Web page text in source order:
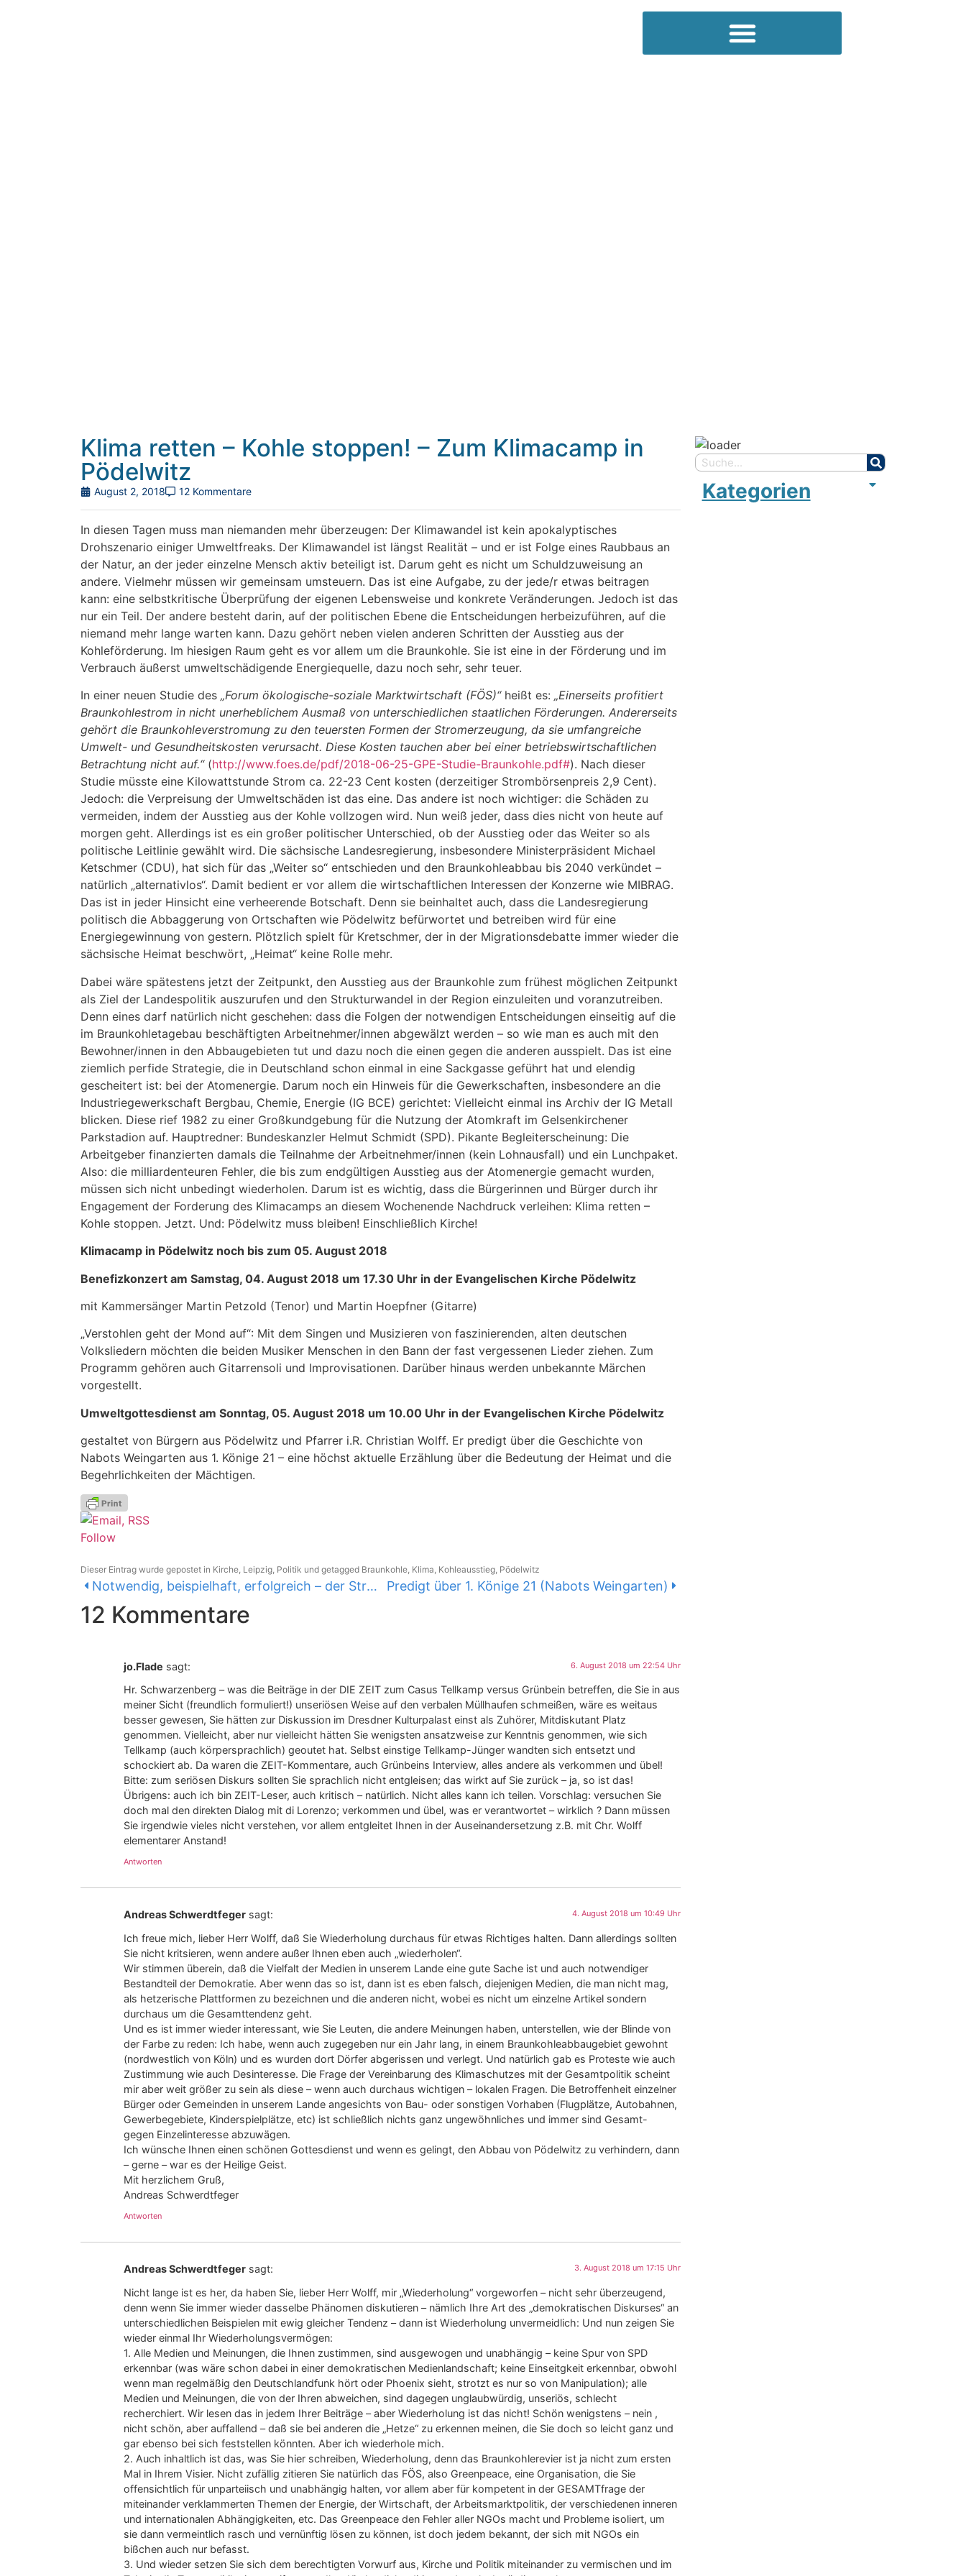
Klima retten – Kohle stoppen! – Zum Klimacamp in
Pödelwitz
August 2, 2018 12 Kommentare
In diesen Tagen muss man niemanden mehr überzeugen: Der Klimawandel ist kein apokalyptisches
Drohszenario einiger Umweltfreaks. Der Klimawandel ist längst Realität – und er ist Folge eines Raubbaus an
der Natur, an der jeder einzelne Mensch aktiv beteiligt ist. Darum geht es nicht um Schuldzuweisung an
andere. Vielmehr müssen wir gemeinsam umsteuern. Das ist eine Aufgabe, zu der jede/r etwas beitragen
kann: eine selbstkritische Überprüfung der eigenen Lebensweise und konkrete Veränderungen. Jedoch ist das
nur ein Teil. Der andere besteht darin, auf der politischen Ebene die Entscheidungen herbeizuführen, auf die
niemand mehr lange warten kann. Dazu gehört neben vielen anderen Schritten der Ausstieg aus der
Kohleförderung. Im hiesigen Raum geht es vor allem um die Braunkohle. Sie ist eine in der Förderung und im
Verbrauch äußerst umweltschädigende Energiequelle, dazu noch sehr, sehr teuer.
In einer neuen Studie des „Forum ökologische-soziale Marktwirtschaft (FÖS)“heißt es: „Einerseits profitiert
Braunkohlestrom in nicht unerheblichem Ausmaß von unterschiedlichen staatlichen Förderungen. Andererseits
gehört die Braunkohleverstromung zu den teuersten Formen der Stromerzeugung, da sie umfangreiche
Umwelt- und Gesundheitskosten verursacht. Diese Kosten tauchen aber bei einer betriebswirtschaftlichen
Betrachtung nicht auf.“(http://www.foes.de/pdf/2018-06-25-GPE-Studie-Braunkohle.pdf#). Nach dieser
Studie müsste eine Kilowattstunde Strom ca. 22-23 Cent kosten (derzeitiger Strombörsenpreis 2,9 Cent).
Jedoch: die Verpreisung der Umweltschäden ist das eine. Das andere ist noch wichtiger: die Schäden zu
vermeiden, indem der Ausstieg aus der Kohle vollzogen wird. Nun weiß jeder, dass dies nicht von heute auf
morgen geht. Allerdings ist es ein großer politischer Unterschied, ob der Ausstieg oder das Weiter so als
politische Leitlinie gewählt wird. Die sächsische Landesregierung, insbesondere Ministerpräsident Michael
Ketschmer (CDU), hat sich für das „Weiter so“ entschieden und den Braunkohleabbau bis 2040 verkündet –
natürlich „alternativlos“. Damit bedient er vor allem die wirtschaftlichen Interessen der Konzerne wie MIBRAG.
Das ist in jeder Hinsicht eine verheerende Botschaft. Denn sie beinhaltet auch, dass die Landesregierung
politisch die Abbaggerung von Ortschaften wie Pödelwitz befürwortet und betreiben wird für eine
Energiegewinnung von gestern. Plötzlich spielt für Kretschmer, der in der Migrationsdebatte immer wieder die
sächsische Heimat beschwört, „Heimat“ keine Rolle mehr.
Dabei wäre spätestens jetzt der Zeitpunkt, den Ausstieg aus der Braunkohle zum frühest möglichen Zeitpunkt
als Ziel der Landespolitik auszurufen und den Strukturwandel in der Region einzuleiten und voranzutreiben.
Denn eines darf natürlich nicht geschehen: dass die Folgen der notwendigen Entscheidungen einseitig auf die
im Braunkohletagebau beschäftigten Arbeitnehmer/innen abgewälzt werden – so wie man es auch mit den
Bewohner/innen in den Abbaugebieten tut und dazu noch die einen gegen die anderen ausspielt. Das ist eine
ziemlich perfide Strategie, die in Deutschland schon einmal in eine Sackgasse geführt hat und elendig
gescheitert ist: bei der Atomenergie. Darum noch ein Hinweis für die Gewerkschaften, insbesondere an die
Industriegewerkschaft Bergbau, Chemie, Energie (IG BCE) gerichtet: Vielleicht einmal ins Archiv der IG Metall
blicken. Diese rief 1982 zu einer Großkundgebung für die Nutzung der Atomkraft im Gelsenkirchener
Parkstadion auf. Hauptredner: Bundeskanzler Helmut Schmidt (SPD). Pikante Begleiterscheinung: Die
Arbeitgeber finanzierten damals die Teilnahme der Arbeitnehmer/innen (kein Lohnausfall) und ein Lunchpaket.
Also: die milliardenteuren Fehler, die bis zum endgültigen Ausstieg aus der Atomenergie gemacht wurden,
müssen sich nicht unbedingt wiederholen. Darum ist es wichtig, dass die Bürgerinnen und Bürger durch ihr
Engagement der Forderung des Klimacamps an diesem Wochenende Nachdruck verleihen: Klima retten –
Kohle stoppen. Jetzt. Und: Pödelwitz muss bleiben! Einschließlich Kirche!
Klimacamp in Pödelwitz noch bis zum 05. August 2018
Benefizkonzert am Samstag, 04. August 2018 um 17.30 Uhr in der Evangelischen Kirche Pödelwitz
mit Kammersänger Martin Petzold (Tenor) und Martin Hoepfner (Gitarre)
„Verstohlen geht der Mond auf“: Mit dem Singen und Musizieren von faszinierenden, alten deutschen
Volksliedern möchten die beiden Musiker Menschen in den Bann der fast vergessenen Lieder ziehen. Zum
Programm gehören auch Gitarrensoli und Improvisationen. Darüber hinaus werden unbekannte Märchen
vorgestellt.
Umweltgottesdienst am Sonntag, 05. August 2018 um 10.00 Uhr in der Evangelischen Kirche Pödelwitz
gestaltet von Bürgern aus Pödelwitz und Pfarrer i.R. Christian Wolff. Er predigt über die Geschichte von
Nabots Weingarten aus 1. Könige 21 – eine höchst aktuelle Erzählung über die Bedeutung der Heimat und die
Begehrlichkeiten der Mächtigen.
Follow
Dieser Eintrag wurde gepostet in Kirche Leipzig Politik und getagged Braunkohle Klima Kohleausstieg Pödelwitz
Notwendig, beispielhaft, erfolgreich – der Streik bei Halberg Guss Leipzig Predigt über 1. Könige 21 (Nabots Weingarten)
12 Kommentare
jo.Flade sagt: 6. August 2018 um 22:54 Uhr
Hr. Schwarzenberg – was die Beiträge in der DIE ZEIT zum Casus Tellkamp versus Grünbein betreffen, die Sie in aus
meiner Sicht (freundlich formuliert!) unseriösen Weise auf den verbalen Müllhaufen schmeißen, wäre es weitaus
besser gewesen, Sie hätten zur Diskussion im Dresdner Kulturpalast einst als Zuhörer, Mitdiskutant Platz
genommen. Vielleicht, aber nur vielleicht hätten Sie wenigsten ansatzweise zur Kenntnis genommen, wie sich
Tellkamp (auch körpersprachlich) geoutet hat. Selbst einstige Tellkamp-Jünger wandten sich entsetzt und
schockiert ab. Da waren die ZEIT-Kommentare, auch Grünbeins Interview, alles andere als verkommen und übel!
Bitte: zum seriösen Diskurs sollten Sie sprachlich nicht entgleisen; das wirkt auf Sie zurück – ja, so ist das!
Übrigens: auch ich bin ZEIT-Leser, auch kritisch – natürlich. Nicht alles kann ich teilen. Vorschlag: versuchen Sie
doch mal den direkten Dialog mit di Lorenzo; verkommen und übel, was er verantwortet – wirklich ? Dann müssen
Sie irgendwie vieles nicht verstehen, vor allem entgleitet Ihnen in der Auseinandersetzung z.B. mit Chr. Wolff
elementarer Anstand!
Antworten
Andreas Schwerdtfeger sagt: 4. August 2018 um 10:49 Uhr
Ich freue mich, lieber Herr Wolff, daß Sie Wiederholung durchaus für etwas Richtiges halten. Dann allerdings sollten
Sie nicht kritsieren, wenn andere außer Ihnen eben auch „wiederholen“.
Wir stimmen überein, daß die Vielfalt der Medien in unserem Lande eine gute Sache ist und auch notwendiger
Bestandteil der Demokratie. Aber wenn das so ist, dann ist es eben falsch, diejenigen Medien, die man nicht mag,
als hetzerische Plattformen zu bezeichnen und die anderen nicht, wobei es nicht um einzelne Artikel sondern
durchaus um die Gesamttendenz geht.
Und es ist immer wieder interessant, wie Sie Leuten, die andere Meinungen haben, unterstellen, wie der Blinde von
der Farbe zu reden: Ich habe, wenn auch zugegeben nur ein Jahr lang, in einem Braunkohleabbaugebiet gewohnt
(nordwestlich von Köln) und es wurden dort Dörfer abgerissen und verlegt. Und natürlich gab es Proteste wie auch
Zustimmung wie auch Desinteresse. Die Frage der Vereinbarung des Klimaschutzes mit der Gesamtpolitik scheint
mir aber weit größer zu sein als diese – wenn auch durchaus wichtigen – lokalen Fragen. Die Betroffenheit einzelner
Bürger oder Gemeinden in unserem Lande angesichts von Bau- oder sonstigen Vorhaben (Flugplätze, Autobahnen,
Gewerbegebiete, Kinderspielplätze, etc) ist schließlich nichts ganz ungewöhnliches und immer sind Gesamt-
gegen Einzelinteresse abzuwägen.
Ich wünsche Ihnen einen schönen Gottesdienst und wenn es gelingt, den Abbau von Pödelwitz zu verhindern, dann
– gerne – war es der Heilige Geist.
Mit herzlichem Gruß,
Andreas Schwerdtfeger
Antworten
Andreas Schwerdtfeger sagt: 3. August 2018 um 17:15 Uhr
Nicht lange ist es her, da haben Sie, lieber Herr Wolff, mir „Wiederholung“ vorgeworfen – nicht sehr überzeugend,
denn wenn Sie immer wieder dasselbe Phänomen diskutieren – nämlich Ihre Art des „demokratischen Diskurses“ an
unterschiedlichen Beispielen mit ewig gleicher Tendenz – dann ist Wiederholung unvermeidlich: Und nun zeigen Sie
wieder einmal Ihr Wiederholungsvermögen:
1. Alle Medien und Meinungen, die Ihnen zustimmen, sind ausgewogen und unabhängig – keine Spur von SPD
erkennbar (was wäre schon dabei in einer demokratischen Medienlandschaft; keine Einseitgkeit erkennbar, obwohl
wenn man regelmäßig den Deutschlandfunk hört oder Phoenix sieht, strotzt es nur so von Manipulation); alle
Medien und Meinungen, die von der Ihren abweichen, sind dagegen unglaubwürdig, unseriös, schlecht
recherchiert. Wir lesen das in jedem Ihrer Beiträge – aber Wiederholung ist das nicht! Schön wenigstens – nein ,
nicht schön, aber auffallend – daß sie bei anderen die „Hetze“ zu erkennen meinen, die Sie doch so leicht ganz und
gar ebenso bei sich feststellen könnten. Aber ich wiederhole mich.
2. Auch inhaltlich ist das, was Sie hier schreiben, Wiederholung, denn das Braunkohlerevier ist ja nicht zum ersten
Mal in Ihrem Visier. Nicht zufällig zitieren Sie natürlich das FÖS, also Greenpeace, eine Organisation, die Sie
offensichtlich für unparteiisch und unabhängig halten, vor allem aber für kompetent in der GESAMTfrage der
miteinander verklammerten Themen der Energie, der Wirtschaft, der Arbeitsmarktpolitik, der verschiedenen inneren
und internationalen Abhängigkeiten, etc. Das Greenpeace den Fehler aller NGOs macht und Probleme isoliert, um
sie dann vermeintlich rasch und vernünftig lösen zu können, ist doch jedem bekannt, der sich mit NGOs ein
bißchen auch nur befasst.
3. Und wieder setzen Sie sich dem berechtigten Vorwurf aus, Kirche und Politik miteinander zu vermischen und im
Kategorien